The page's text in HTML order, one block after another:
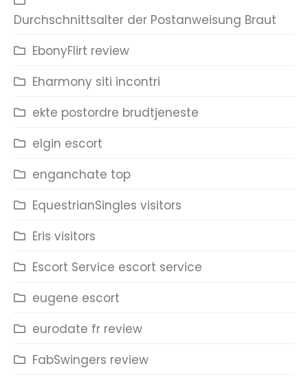
Durchschnittsalter der Postanweisung Braut
EbonyFlirt review
Eharmony siti incontri
ekte postordre brudtjeneste
elgin escort
enganchate top
EquestrianSingles visitors
Eris visitors
Escort Service escort service
eugene escort
eurodate fr review
FabSwingers review